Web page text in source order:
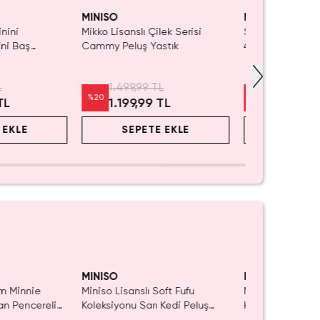
Baş
EKLE
MINISO
Mikko Lisanslı Çilek Serisi
Cammy Peluş Yastık
%20
1.499,99 TL
1.199,99 TL
SEPETE EKLE
Sanrio Lisanslı
40 Cm – Mor
Minnie
Pencereli
MINISO
Miniso Lisanslı Soft Fufu
Koleksiyonu Sarı Kedi Peluş
Miniso Lisanslı
Hamuru Seti